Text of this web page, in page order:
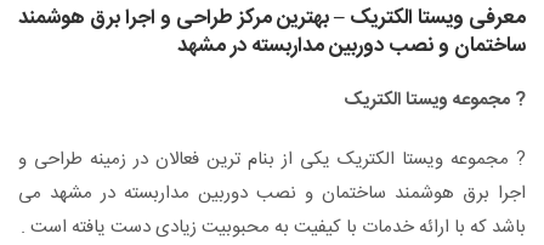
معرفی ویستا الکتریک – بهترین مرکز طراحی و اجرا برق هوشمند
ساختمان و نصب دوربین مداربسته در مشهد
? مجموعه ویستا الکتریک
? مجموعه ویستا الکتریک یکی از بنام ترین فعالان در زمینه طراحی و
اجرا برق هوشمند ساختمان و نصب دوربین مداربسته در مشهد می
باشد که با ارائه خدمات با کیفیت به محبوبیت زیادی دست یافته است .